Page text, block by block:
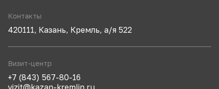
Контакты
420111, Казань, Кремль, а/я 522
Визит-центр
+7 (843) 567-80-16